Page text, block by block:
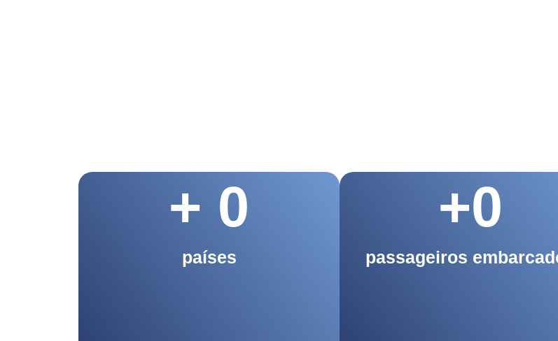
países
+ 0
passageiros
+0